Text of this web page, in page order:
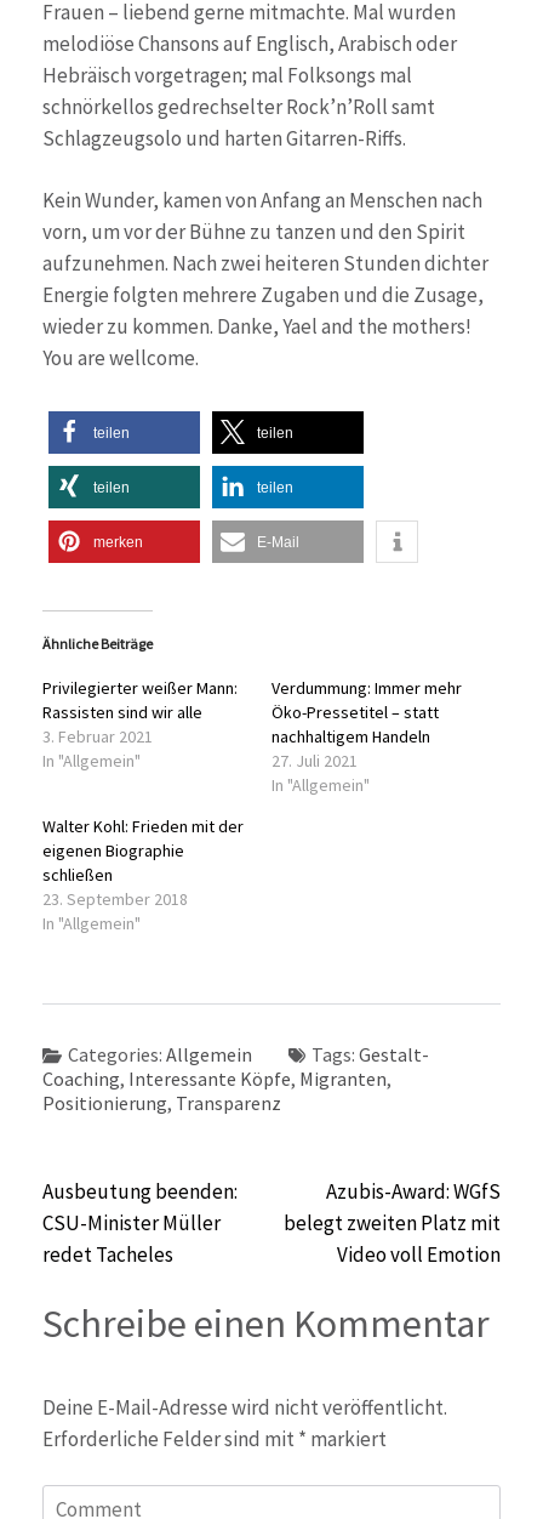
Frauen – liebend gerne mitmachte. Mal wurden
melodiöse Chansons auf Englisch, Arabisch oder
Hebräisch vorgetragen; mal Folksongs mal
schnörkellos gedrechselter Rock’n’Roll samt
Schlagzeugsolo und harten Gitarren-Riffs.
Kein Wunder, kamen von Anfang an Menschen nach
vorn, um vor der Bühne zu tanzen und den Spirit
aufzunehmen. Nach zwei heiteren Stunden dichter
Energie folgten mehrere Zugaben und die Zusage,
wieder zu kommen. Danke, Yael and the mothers!
You are wellcome.
teilen teilen
teilen teilen
merken E-Mail
Ähnliche Beiträge
Privilegierter weißer Mann:
Rassisten sind wir alle
3. Februar 2021
In "Allgemein"
Verdummung: Immer mehr
Öko-Pressetitel – statt
nachhaltigem Handeln
27. Juli 2021
In "Allgemein"
Walter Kohl: Frieden mit der
eigenen Biographie
schließen
23. September 2018
In "Allgemein"
Categories: Allgemein Tags: Gestalt-
Coaching, Interessante Köpfe, Migranten,
Positionierung, Transparenz
Beitragsnavigation
Ausbeutung beenden:
CSU-Minister Müller
redet Tacheles
Azubis-Award: WGfS
belegt zweiten Platz mit
Video voll Emotion
Schreibe einen Kommentar
Deine E-Mail-Adresse wird nicht veröffentlicht.
Erforderliche Felder sind mit * markiert
Comment